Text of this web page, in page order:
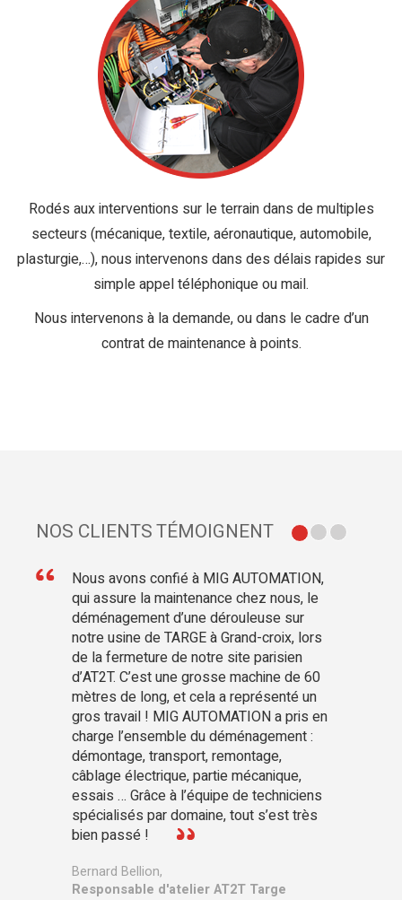
Rodés aux interventions sur le terrain dans de multiples
secteurs (mécanique, textile, aéronautique, automobile,
plasturgie,…), nous intervenons dans des délais rapides sur
simple appel téléphonique ou mail.
Nous intervenons à la demande, ou dans le cadre d’un
contrat de maintenance à points.
NOS CLIENTS TÉMOIGNENT
Nous avons confié à MIG AUTOMATION,
qui assure la maintenance chez nous, le
déménagement d’une dérouleuse sur
notre usine de TARGE à Grand-croix, lors
de la fermeture de notre site parisien
d’AT2T. C’est une grosse machine de 60
mètres de long, et cela a représenté un
gros travail ! MIG AUTOMATION a pris en
charge l’ensemble du déménagement :
démontage, transport, remontage,
câblage électrique, partie mécanique,
essais … Grâce à l’équipe de techniciens
spécialisés par domaine, tout s’est très
bien passé !
Bernard Bellion,
Responsable d'atelier AT2T Targe